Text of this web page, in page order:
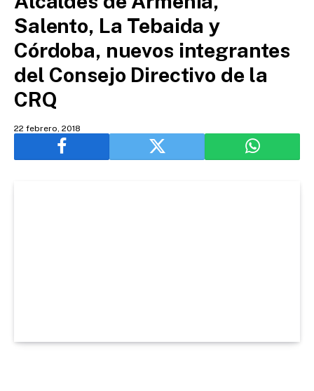
Salento, La Tebaida y
Córdoba, nuevos integrantes
del Consejo Directivo de la
CRQ
22 febrero, 2018